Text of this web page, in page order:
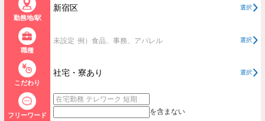
勤務地/駅
新宿区 選択
職種
未設定 例）食品、事務、アパレル 選択
こだわり
社宅・寮あり 選択
フリーワード を含まない